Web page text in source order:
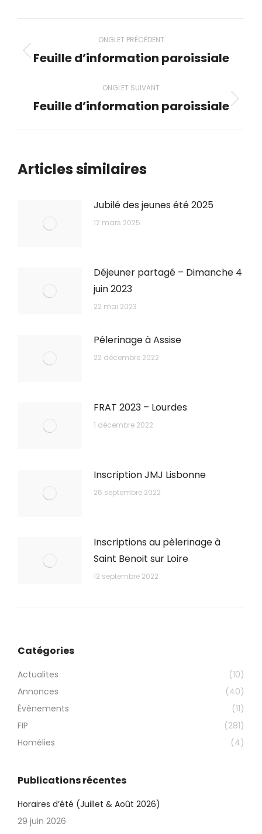
Navigation
de
commentaire
ONGLET PRÉCÉDENT
Onglet
Feuille d’information paroissiale
ONGLET SUIVANT
Onglet
Feuille d’information paroissiale
Articles similaires
Jubilé des jeunes été 2025
12 mars 2025
Déjeuner partagé – Dimanche 4
juin 2023
22 mai 2023
Pélerinage à Assise
22 décembre 2022
FRAT 2023 – Lourdes
1 décembre 2022
Inscription JMJ Lisbonne
26 septembre 2022
Inscriptions au pèlerinage à
Saint Benoit sur Loire
12 septembre 2022
Catégories
Actualites
(10)
Annonces
(40)
Évènements
(11)
FIP
(281)
Homélies
(4)
Publications récentes
Horaires d’été (Juillet & Août 2026)
29 juin 2026